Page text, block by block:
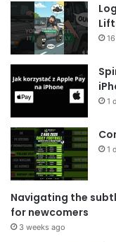
1
1
Navigating the
for newcomers
3 weeks ago